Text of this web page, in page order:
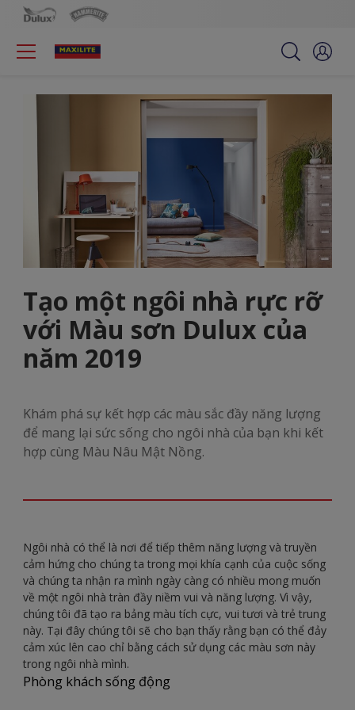
Tạo một ngôi nhà rực rỡ
với Màu sơn Dulux của
năm 2019
Khám phá sự kết hợp các màu sắc đầy năng lượng
để mang lại sức sống cho ngôi nhà của bạn khi kết
hợp cùng Màu Nâu Mật Nồng.
Ngôi nhà có thể là nơi để tiếp thêm năng lượng và truyền
cảm hứng cho chúng ta trong mọi khía cạnh của cuộc sống
và chúng ta nhận ra mình ngày càng có nhiều mong muốn
về một ngôi nhà tràn đầy niềm vui và năng lượng. Vì vậy,
chúng tôi đã tạo ra bảng màu tích cực, vui tươi và trẻ trung
này. Tại đây chúng tôi sẽ cho bạn thấy rằng bạn có thể đảy
cảm xúc lên cao chỉ bằng cách sử dụng các màu sơn này
trong ngôi nhà mình.
Phòng khách sống động